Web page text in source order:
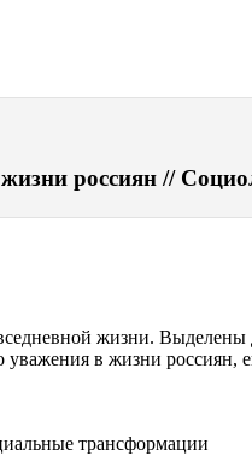
россиян //
жизни.
в жизни россиян,
трансформации